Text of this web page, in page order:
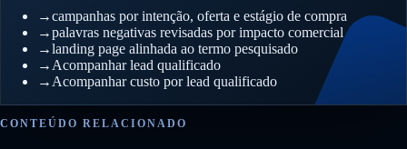
→campanhas por intenção, oferta e estágio de compra
→palavras negativas revisadas por impacto comercial
→landing page alinhada ao termo pesquisado
→ Acompanhar lead qualificado
→ Acompanhar custo por lead qualificado
CONTEÚDO RELACIONADO